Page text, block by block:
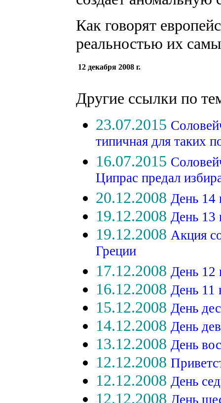
Как говорят
реальностью их
12 декабря 2008 г.
Другие ссылки по
23.07.2015
типичная для таких
16.07.2015
Ципрас предал
20.12.2008 День 14
19.12.2008 День 13
19.12.2008 Акция
Греции
17.12.2008 День 12
16.12.2008 День 11
15.12.2008 День
14.12.2008 День
13.12.2008 День
12.12.2008
12.12.2008 День
12.12.2008 День